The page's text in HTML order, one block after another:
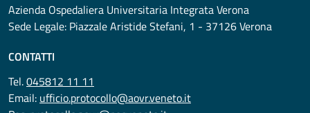
Azienda Ospedaliera Universitaria Integrata Verona
Sede Legale: Piazzale Aristide Stefani, 1 - 37126 Verona
CONTATTI
Tel.045812 11 11
Email: ufficio.protocollo@aovr.veneto.it